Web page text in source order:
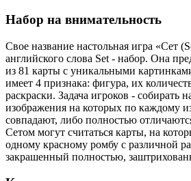
Набор на внимательность
Свое название настольная игра «Сет
английского слова Set - набор. Она
из 81 карты с уникальными
имеет 4 признака: фигура, их
раскраски. Задача игроков - собирать
изображения на которых по каждому
совпадают, либо полностью
Сетом могут считаться карты, на
одному красному ромбу с различной
закрашенный полностью,